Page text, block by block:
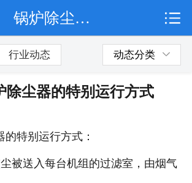
公司简介
锅炉除尘器的特别运行方式
行业动态 动态分类
除尘器的特别运行方式
的特别运行方式：
被送入每台机组的过滤室，由烟气